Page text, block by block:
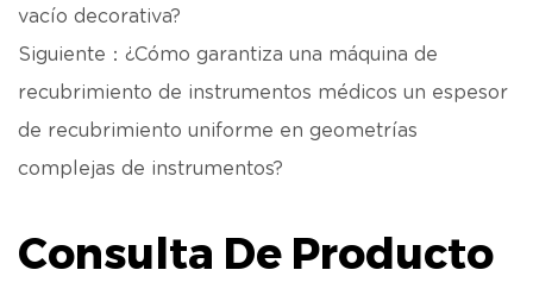
vacío decorativa?
Siguiente：¿Cómo garantiza una máquina de
recubrimiento de instrumentos médicos un espesor
de recubrimiento uniforme en geometrías
complejas de instrumentos?
Consulta De Producto